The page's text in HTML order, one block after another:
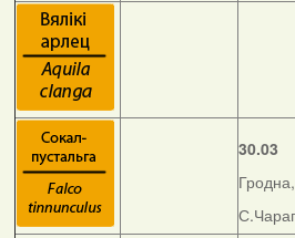
30.03
Гродна,